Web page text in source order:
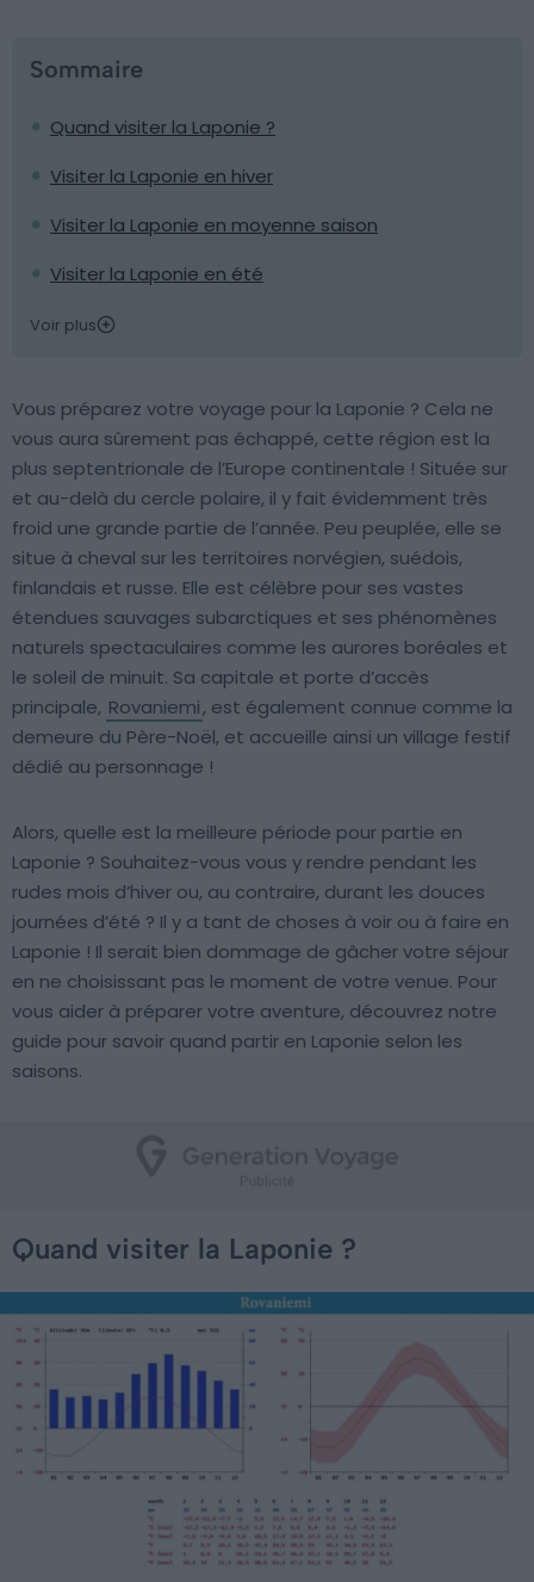
Sommaire
Quand visiter la Laponie ?
Visiter la Laponie en hiver
Visiter la Laponie en moyenne saison
Visiter la Laponie en été
Voir plus
Vous préparez votre voyage pour la Laponie ? Cela ne
vous aura sûrement pas échappé, cette région est la
plus septentrionale de l’Europe continentale ! Située sur
et au-delà du cercle polaire, il y fait évidemment très
froid une grande partie de l’année. Peu peuplée, elle se
situe à cheval sur les territoires norvégien, suédois,
finlandais et russe. Elle est célèbre pour ses vastes
étendues sauvages subarctiques et ses phénomènes
naturels spectaculaires comme les aurores boréales et
le soleil de minuit. Sa capitale et porte d’accès
principale, Rovaniemi, est également connue comme la
demeure du Père-Noël, et accueille ainsi un village festif
dédié au personnage !
Alors, quelle est la meilleure période pour partie en
Laponie ? Souhaitez-vous vous y rendre pendant les
rudes mois d’hiver ou, au contraire, durant les douces
journées d’été ? Il y a tant de choses à voir ou à faire en
Laponie ! Il serait bien dommage de gâcher votre séjour
en ne choisissant pas le moment de votre venue. Pour
vous aider à préparer votre aventure, découvrez notre
guide pour savoir quand partir en Laponie selon les
saisons.
Quand visiter la Laponie ?